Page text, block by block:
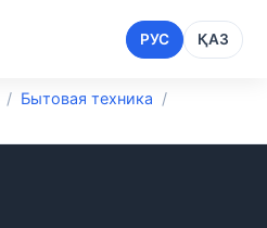
Бытовая техника
РУС ҚАЗ